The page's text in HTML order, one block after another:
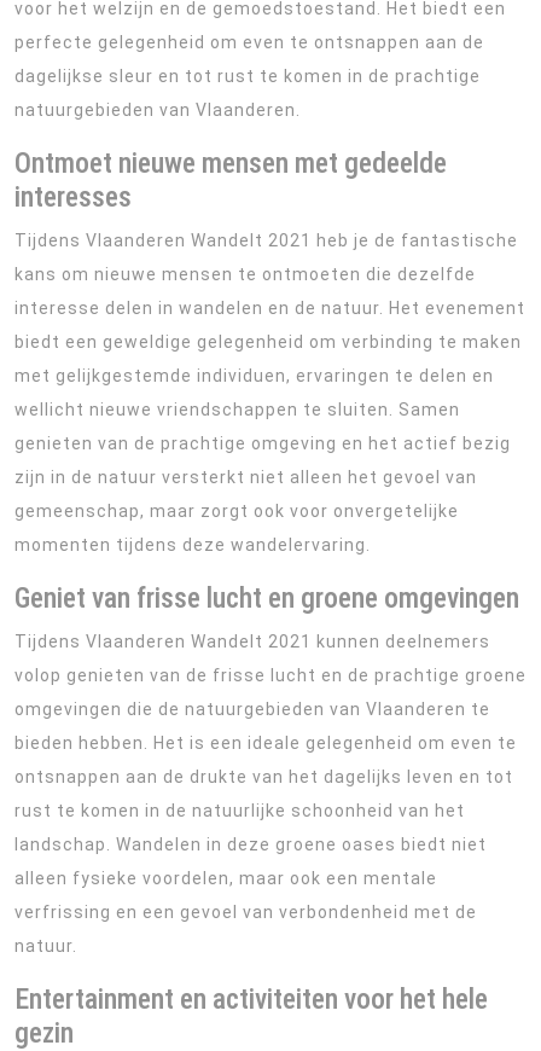
voor het welzijn en de gemoedstoestand. Het biedt een
perfecte gelegenheid om even te ontsnappen aan de
dagelijkse sleur en tot rust te komen in de prachtige
natuurgebieden van Vlaanderen.
Ontmoet nieuwe mensen met gedeelde
interesses
Tijdens Vlaanderen Wandelt 2021 heb je de fantastische
kans om nieuwe mensen te ontmoeten die dezelfde
interesse delen in wandelen en de natuur. Het evenement
biedt een geweldige gelegenheid om verbinding te maken
met gelijkgestemde individuen, ervaringen te delen en
wellicht nieuwe vriendschappen te sluiten. Samen
genieten van de prachtige omgeving en het actief bezig
zijn in de natuur versterkt niet alleen het gevoel van
gemeenschap, maar zorgt ook voor onvergetelijke
momenten tijdens deze wandelervaring.
Geniet van frisse lucht en groene omgevingen
Tijdens Vlaanderen Wandelt 2021 kunnen deelnemers
volop genieten van de frisse lucht en de prachtige groene
omgevingen die de natuurgebieden van Vlaanderen te
bieden hebben. Het is een ideale gelegenheid om even te
ontsnappen aan de drukte van het dagelijks leven en tot
rust te komen in de natuurlijke schoonheid van het
landschap. Wandelen in deze groene oases biedt niet
alleen fysieke voordelen, maar ook een mentale
verfrissing en een gevoel van verbondenheid met de
natuur.
Entertainment en activiteiten voor het hele
gezin